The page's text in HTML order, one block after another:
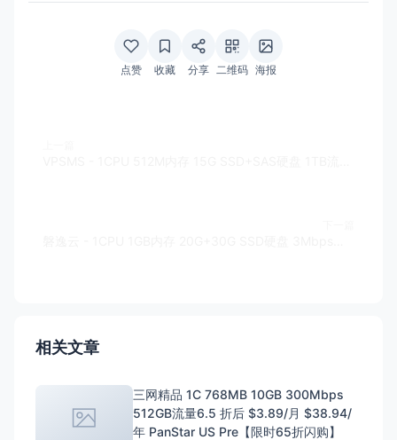
点赞 收藏 分享 二维码 海报
相关文章
三网精品 1C 768MB 10GB 300Mbps
512GB流量6.5 折后 $3.89/月 $38.94/
年 PanStar US Pre【限时65折闪购】